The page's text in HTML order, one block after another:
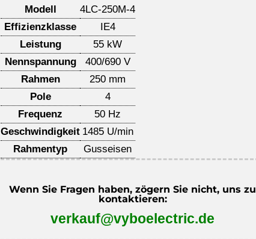
Modell
4LC-250M-4
Effizienzklasse
IE4
Leistung
55 kW
Nennspannung
400/690 V
Rahmen
250 mm
Pole
4
Frequenz
50 Hz
Geschwindigkeit 1485 U/min
Rahmentyp
Gusseisen
Wenn Sie Fragen haben, zögern Sie nicht, uns zu
kontaktieren:
verkauf@vyboelectric.de